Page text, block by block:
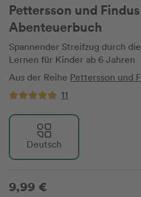
Pettersson und
Abenteuerbuch
Spannender Streifzug durch
Lernen für Kinder ab 6 Jahren
Aus der Reihe Pettersson und
11
Deutsch
9,99 €